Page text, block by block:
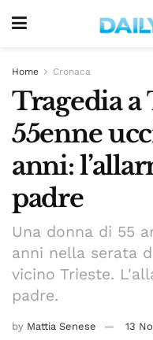
Home Cronaca
Tragedia a
55enne
anni:
padre
Una donna di 55
anni nella serata
vicino Trieste.
padre.
by Mattia Senese 13